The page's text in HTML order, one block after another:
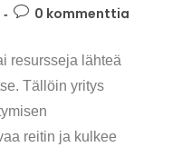
0 kommenttia
resursseja lähteä
Tällöin yritys
reitin ja kulkee